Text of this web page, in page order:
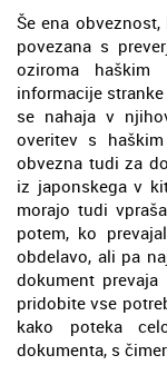
Še ena
povezana s
oziroma haškim
informacije
se nahaja v
overitev s
obvezna tudi za
iz japonskega v
morajo tudi
potem, ko
obdelavo, ali pa
dokument
pridobite vse
kako poteka
dokumenta, s